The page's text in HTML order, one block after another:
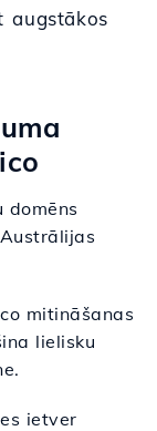
augstākos
domēns
mitināšanas
lielisku
ietver